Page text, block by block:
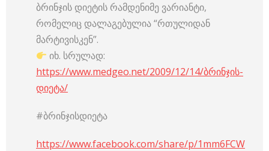
ბრინჯის დიეტის რამდენიმე ვარიანტი,
რომელიც დალაგებულია “რთულიდან
მარტივისკენ”.
იხ. სრულად:
https://www.medgeo.net/2009/12/14/ბრინჯის-
დიეტა/
#ბრინჯისდიეტა
https://www.facebook.com/share/p/1mm6FCW